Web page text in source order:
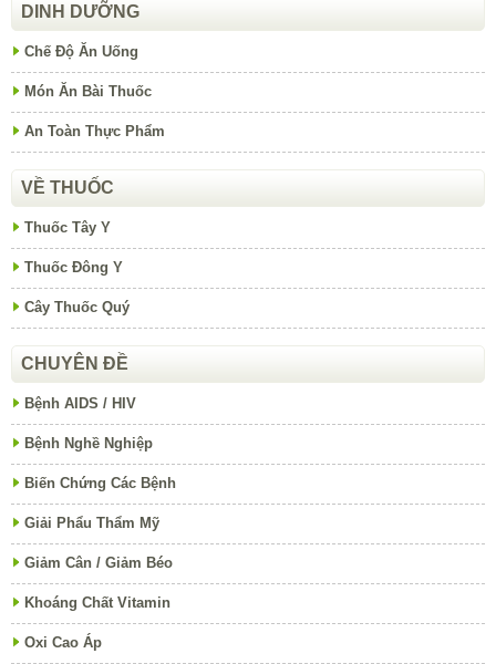
DINH DƯỠNG
Chế Độ Ăn Uống
Món Ăn Bài Thuốc
An Toàn Thực Phẩm
VỀ THUỐC
Thuốc Tây Y
Thuốc Đông Y
Cây Thuốc Quý
CHUYÊN ĐỀ
Bệnh AIDS / HIV
Bệnh Nghề Nghiệp
Biến Chứng Các Bệnh
Giải Phẩu Thẩm Mỹ
Giảm Cân / Giảm Béo
Khoáng Chất Vitamin
Oxi Cao Áp